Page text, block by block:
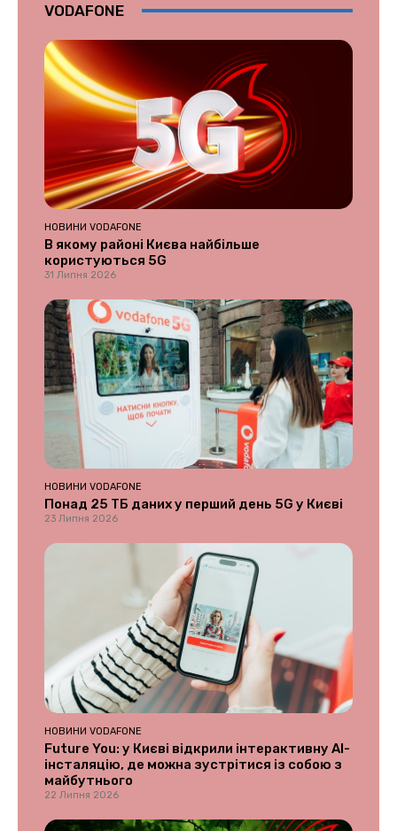
VODAFONE
НОВИНИ VODAFONE
В якому районі Києва найбільше
користуються 5G
31 Липня 2026
НОВИНИ VODAFONE
Понад 25 ТБ даних у перший день 5G у Києві
23 Липня 2026
НОВИНИ VODAFONE
Future You: у Києві відкрили інтерактивну AI-
інсталяцію, де можна зустрітися із собою з
майбутнього
22 Липня 2026